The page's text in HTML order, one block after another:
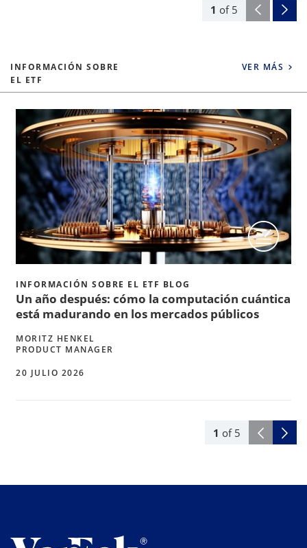
1 of 5
INFORMACIÓN SOBRE
EL ETF
VER MÁS
1 of 5
INFORMACIÓN SOBRE EL ETF BLOG
Un año después: cómo la computación cuántica
está madurando en los mercados públicos
MORITZ HENKEL
PRODUCT MANAGER
20 JULIO 2026